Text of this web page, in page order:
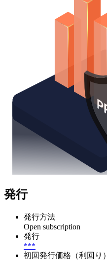
発行
発行方法
Open subscription
発行
***
初回発行価格（利回り）